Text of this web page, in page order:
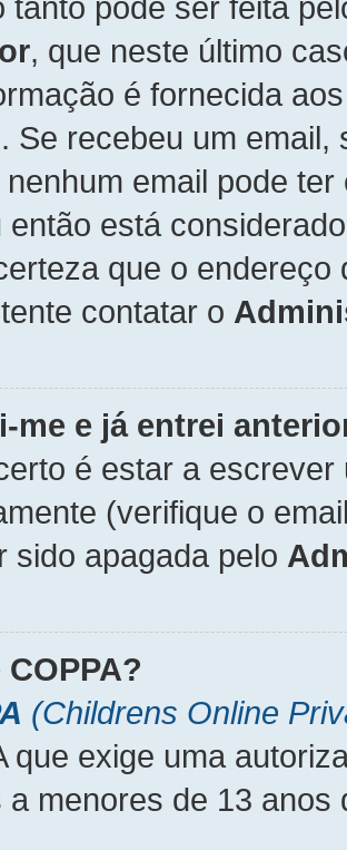
, que neste último
é fornecida
. Se recebeu um
email pode
então está
que o
contatar o
me e já entrei
é estar a
(verifique o
sido apagada pelo
COPPA?
(Childrens Online
que exige uma
a menores de 13 anos